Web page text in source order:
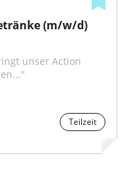
(m/w/d)
unser Action
Teilzeit